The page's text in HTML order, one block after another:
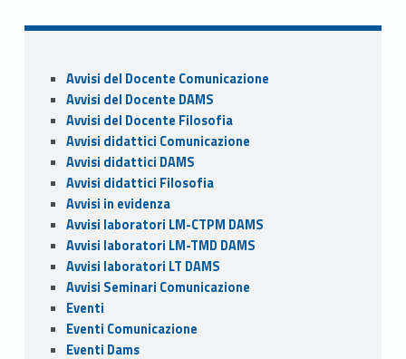
o
k
o vi
Sidebar
Avvisi del Docente Comunicazione
Avvisi del Docente DAMS
Avvisi del Docente Filosofia
Avvisi didattici Comunicazione
Avvisi didattici DAMS
Avvisi didattici Filosofia
Avvisi in evidenza
Avvisi laboratori LM-CTPM DAMS
Avvisi laboratori LM-TMD DAMS
Avvisi laboratori LT DAMS
Avvisi Seminari Comunicazione
Eventi
Eventi Comunicazione
Eventi Dams